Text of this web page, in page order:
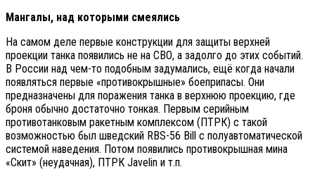
Мангалы, над которыми смеялись
На самом деле первые конструкции для защиты верхней
проекции танка появились не на СВО, а задолго до этих событий.
В России над чем-то подобным задумались, ещё когда начали
появляться первые «противокрышные» боеприпасы. Они
предназначены для поражения танка в верхнюю проекцию, где
броня обычно достаточно тонкая. Первым серийным
противотанковым ракетным комплексом (ПТРК) с такой
возможностью был шведский RBS-56 Bill с полуавтоматической
системой наведения. Потом появились противокрышная мина
«Скит» (неудачная), ПТРК Javelin и т.п.